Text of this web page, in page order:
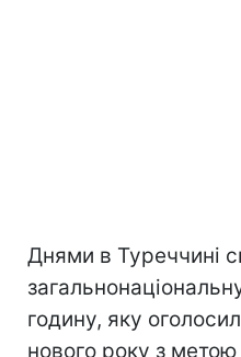
Днями в Туреччині
годину, яку
нового року з метою